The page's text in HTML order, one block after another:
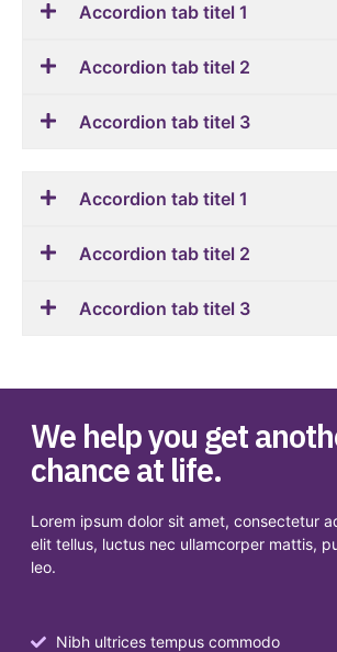
Accordion tab titel 1
Accordion tab titel 2
Accordion tab titel 3
Accordion tab titel 1
Accordion tab titel 2
Accordion tab titel 3
We help you get
chance at life.
Lorem ipsum dolor sit amet, consectetur
elit tellus, luctus nec ullamcorper mattis,
leo.
Nibh ultrices tempus commodo